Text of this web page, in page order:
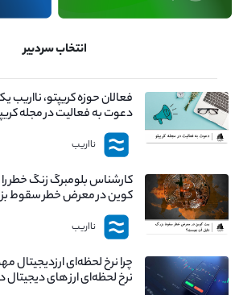
انتخاب سردبیر
فعالان حوزه کریپتو، نااریب
دعوت به فعالیت در مجله
نااریب
کارشناس بلومبرگ زنگ خطر
کوین در معرض خطر سقوط
چیست؟
نااریب
چرا نرخ لحظه‌ای
نرخ لحظه‌ای ارز های دیجیتال